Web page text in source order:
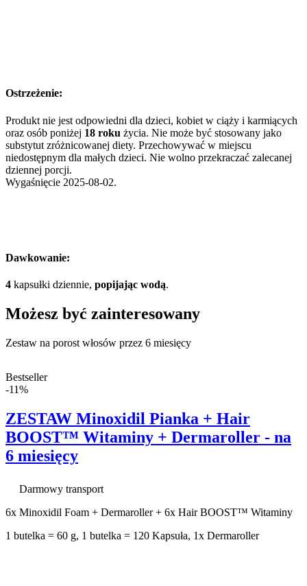
Ostrzeżenie:
Produkt nie jest odpowiedni dla dzieci, kobiet w ciąży i karmiących
oraz osób poniżej 18 roku życia. Nie może być stosowany jako
substytut zróżnicowanej diety. Przechowywać w miejscu
niedostępnym dla małych dzieci. Nie wolno przekraczać zalecanej
dziennej porcji.
Wygaśnięcie 2025-08-02.
Dawkowanie:
4 kapsułki dziennie, popijając wodą.
Możesz być zainteresowany
Zestaw na porost włosów przez 6 miesięcy
Bestseller
-11%
ZESTAW Minoxidil Pianka + Hair
BOOST™ Witaminy + Dermaroller - na
6 miesięcy
Darmowy transport
6x Minoxidil Foam + Dermaroller + 6x Hair BOOST™ Witaminy
1 butelka = 60 g, 1 butelka = 120 Kapsuła, 1x Dermaroller